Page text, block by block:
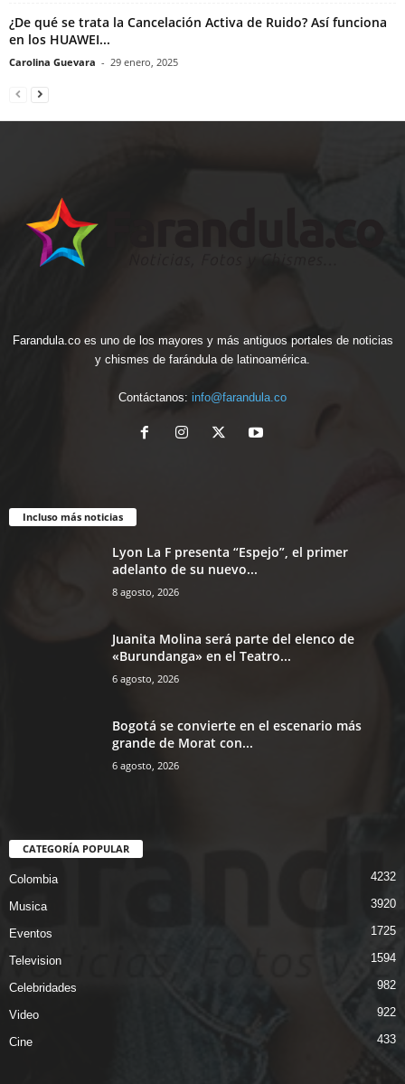
¿De qué se trata la Cancelación Activa de Ruido? Así funciona
en los HUAWEI...
Carolina Guevara - 29 enero, 2025
Farandula.co es uno de los mayores y más antiguos portales de noticias
y chismes de farándula de latinoamérica.
Contáctanos: info@farandula.co
Incluso más noticias
Lyon La F presenta “Espejo”, el primer
adelanto de su nuevo...
8 agosto, 2026
Juanita Molina será parte del elenco de
«Burundanga» en el Teatro...
6 agosto, 2026
Bogotá se convierte en el escenario más
grande de Morat con...
6 agosto, 2026
CATEGORÍA POPULAR
Colombia 4232
Musica 3920
Eventos 1725
Television 1594
Celebridades 982
Video 922
Cine 433